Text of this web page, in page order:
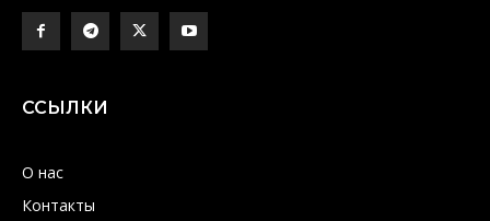
ССЫЛКИ
О нас
Контакты